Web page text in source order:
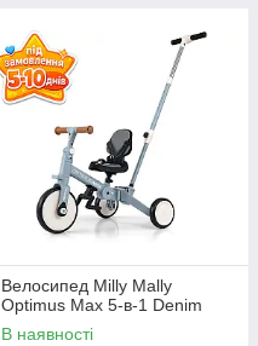
Велосипед Milly Mally
Optimus Max 5-в-1 Denim
В наявності